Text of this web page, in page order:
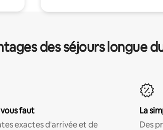
des séjours longue
faut
exactes d'arrivée et de
La
Des